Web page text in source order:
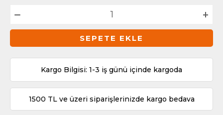
SEPETE EKLE
Kargo Bilgisi: 1-3 iş günü içinde kargoda
1500 TL ve üzeri siparişlerinizde kargo bedava